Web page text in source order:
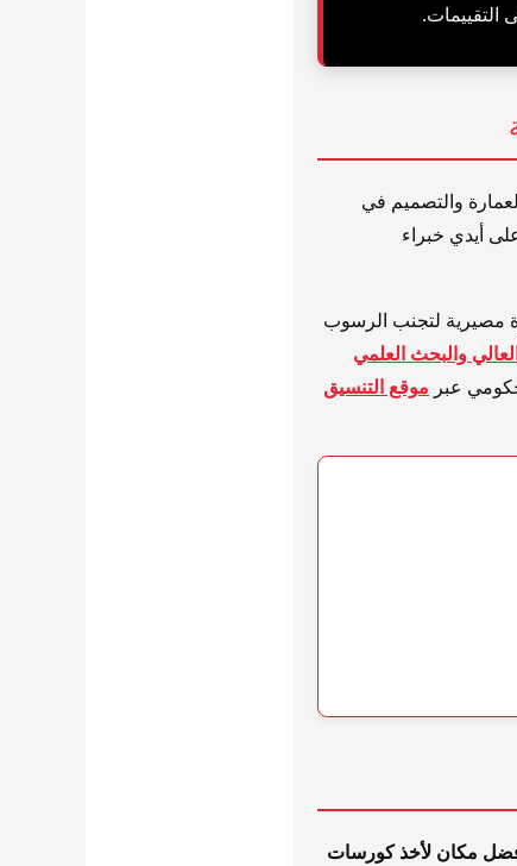
التقييمات.
والتصميم في
أيدي خبراء
مصيرية لتجنب الرسوب
والبحث العلمي
موقع التنسيق
مكان لأخذ كورسات